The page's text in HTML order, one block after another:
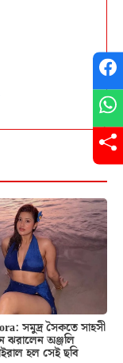
সমুদ্র সৈকতে সাহসী
অঞ্জলি
হল সেই ছবি